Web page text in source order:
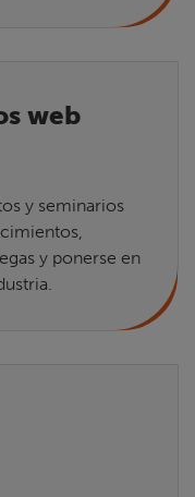
web
y seminarios
y ponerse en